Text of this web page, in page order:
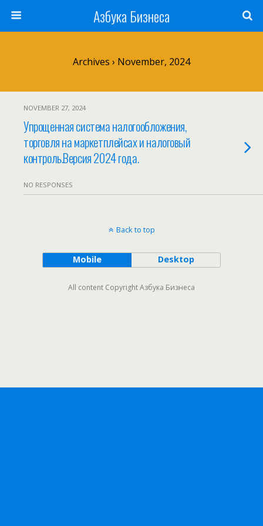
Азбука Бизнеса
Archives › November, 2024
NOVEMBER 27, 2024
Упрощенная система налогообложения,
торговля на маркетплейсах и налоговый
контроль.Версия 2024 года.
NO RESPONSES
Back to top
Mobile Desktop
All content Copyright Азбука Бизнеса